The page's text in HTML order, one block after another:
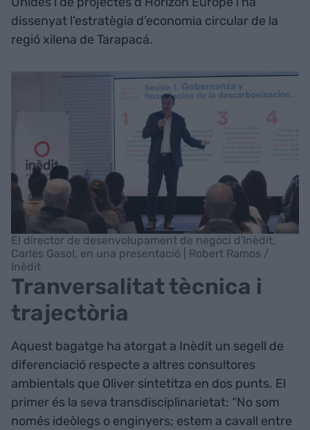
dissenyat l’estratègia d’economia circular de la
regió xilena de Tarapacá.
El director de desenvolupament de negoci d'Inèdit,
Carles Gasol, en una presentació | Robert Ramos /
Inèdit
Tranversalitat tècnica i
trajectòria
Aquest bagatge ha atorgat a Inèdit un segell de
diferenciació respecte a altres consultores
ambientals que Oliver sintetitza en dos punts. El
primer és la seva transdisciplinarietat: “No som
només ideòlegs o enginyers; estem a cavall entre